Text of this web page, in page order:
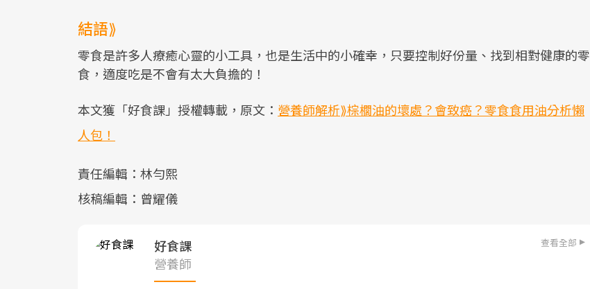
結語⟫
零食是許多人療癒心靈的小工具，也是生活中的小確幸，只要控制好份量、找到相對健康的零
食，適度吃是不會有太大負擔的！
本文獲「好食課」授權轉載，原文： 營養師解析⟫棕櫚油的壞處？會致癌？零食食用油分析懶
人包！
責任編輯：林勻熙
核稿編輯：曾耀儀
好食課 查看全部
營養師